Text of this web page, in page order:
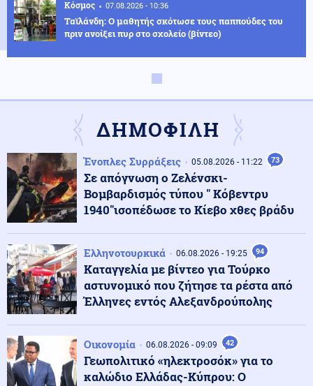
Κόσμος 07.08.2026 - 10:36
Ταϊλάνδη: Ο μαθητής σκότωσε τους παππούδες του
πριν ανοίξει πυρ στο σχολείο (βίντεο)
Πολιτική
Θεοδωρικάκος: «Συμβάλλουμε στην εθνική ασφάλεια
της πατρίδας μας με νέο αναπτυξιακό καθεστώς για
την Άμυνα»
Κινεζικές μυστικές υπηρεσίες «δείχνουν» τη Μοσάντ
για την υβριδική εισβολή στη Θέουτα
Κόσμος 07.08.2026 - 10:07
ΗΠΑ 07.08.2026 - 09:54
ΔΗΜΟΦΙΛΗ
Ένοπλες Συρράξεις 05.08.2026 - 11:22 73
Σε απόγνωση ο Ζελένσκι-
Βομβαρδισμός τύπου " Κόβεντρυ
1940"ισοπέδωσε το Κίεβο χθες βράδυ
Ελληνοτουρκικά 06.08.2026 - 19:25 94
Καταγγελία με βίντεο για Τούρκο
αστυνομικό που ζήτησε τα ρέστα από
Έλληνες εντός Αλεξανδρούπολης
Οικονομία 06.08.2026 - 09:09 42
Γεωπολιτικό «ηλεκτροσόκ» για το
καλώδιο Ελλάδας-Κύπρου: Ο